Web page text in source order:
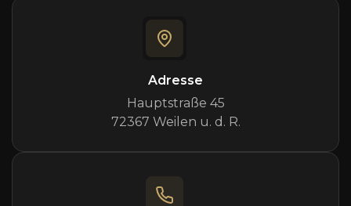
Adresse
Hauptstraße 45
72367 Weilen u. d. R.